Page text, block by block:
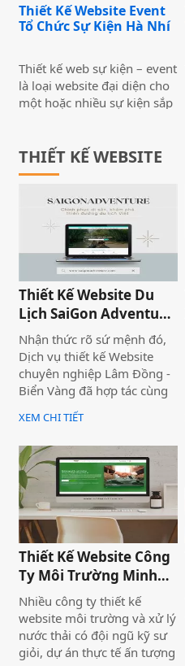
Thiết Kế Website Event
Tổ Chức Sự Kiện Hà Nhí
Thiết kế web sự kiện – event
là loại website đại diện cho
một hoặc nhiều sự kiện sắp
kiện đó như quy mô, loại
hình hoạt động, số người
địa điểm cụ thể,… Hoặc nếu
đó là các sự kiện chuyên về
giải trí, buổi hòa nhạc, thì
một số thiết kế web tổ chức
sự kiện chuyên nghiệp còn
có tích hợp thêm chức năng
bán vé, giao dịch trực tuyến
để khách hàng, khán giả có
thể đăng kí tham gia một
cách dễ dàng, trực quan
nhất
THIẾT KẾ WEBSITE
Thiết Kế Website Du
Lịch SaiGon Adventure
- Top tour Saigon
Nhận thức rõ sứ mệnh đó,
Dịch vụ thiết kế Website
chuyên nghiệp Lâm Đồng -
Biển Vàng đã hợp tác cùng
thương hiệu SaiGon
Adventure để triển khai dự
cao cấp tại địa chỉ
saigonadventure.com. Dự
án không chỉ giúp SaiGon
Adventure khẳng định vị
thế dẫn đầu trong mảng
tour trải nghiệm Sài Gòn &
Việt Nam mà còn là minh
chứng cho năng lực công
nghệ và tư duy UX/UI hiện
đại từ Biển Vàng.
XEM CHI TIẾT
Thiết Kế Website Công
Ty Môi Trường Minh
Đạt - Lâm Đồng
Nhiều công ty thiết kế
website môi trường và xử lý
nước thải có đội ngũ kỹ sư
giỏi, dự án thực tế ấn tượng